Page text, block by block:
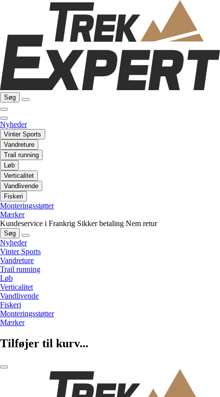
Søg
Nyheder
Vinter Sports
Vandreture
Trail running
Løb
Verticalitet
Vandlivende
Fiskeri
Monteringsstøtter
Mærker
Kundeservice i Frankrig Sikker betaling Nem retur
Søg
Nyheder
Vinter Sports
Vandreture
Trail running
Løb
Verticalitet
Vandlivende
Fiskeri
Monteringsstøtter
Mærker
Tilføjer til kurv...